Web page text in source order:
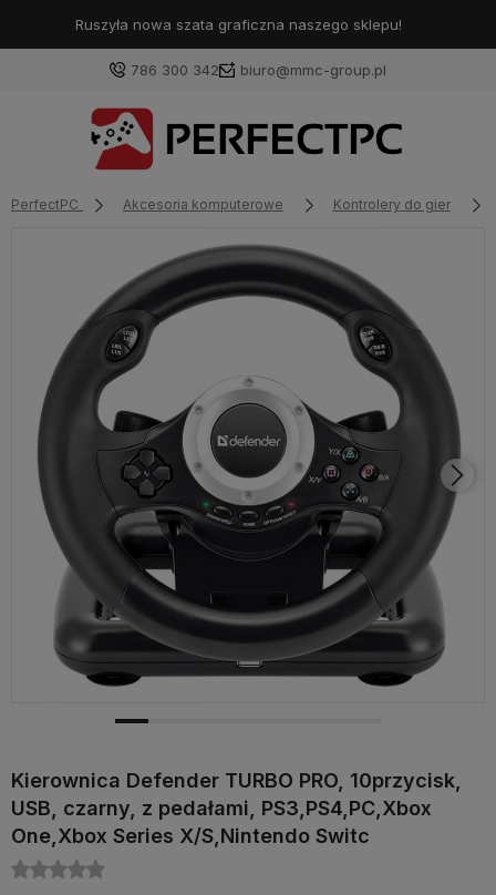
Ruszyła nowa szata graficzna naszego sklepu!
786 300 342 biuro@mmc-group.pl
PerfectPC Akcesoria komputerowe Kontrolery do gier
Kierownica Defender TURBO PRO, 10przycisk,
USB, czarny, z pedałami, PS3,PS4,PC,Xbox
One,Xbox Series X/S,Nintendo Switc